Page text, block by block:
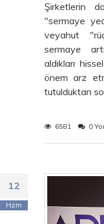
Şirketlerin
"sermaye
veyahut
sermaye
aldıkları
önem arz
tutulduktan
6581 0
12
Hzrn